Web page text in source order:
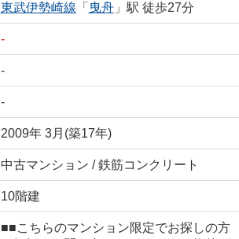
東武伊勢崎線 「 曳舟」駅 徒歩27分
-
-
-
2009年 3月(築17年)
中古マンション / 鉄筋コンクリート
10階建
■■こちらのマンション限定でお探しの方